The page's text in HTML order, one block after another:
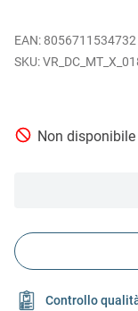
EAN: 8056711534732
Non disponibile
Controllo